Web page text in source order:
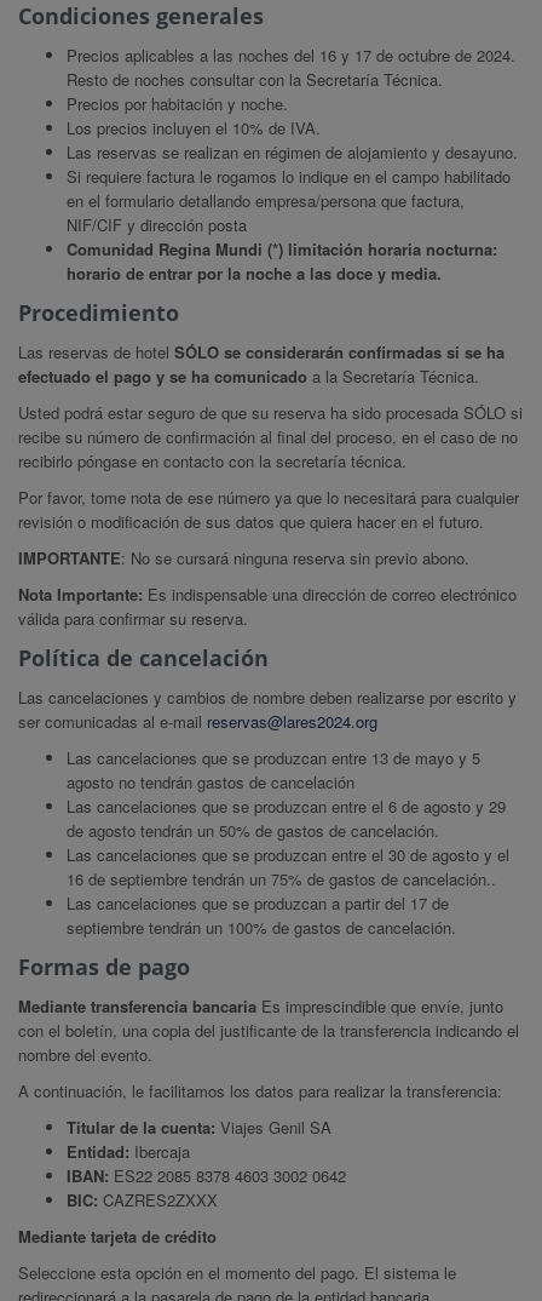
Condiciones generales
Precios aplicables a las noches del 16 y 17 de octubre de 2024.
Resto de noches consultar con la Secretaría Técnica.
Precios por habitación y noche.
Los precios incluyen el 10% de IVA.
Las reservas se realizan en régimen de alojamiento y desayuno.
Si requiere factura le rogamos lo indique en el campo habilitado
en el formulario detallando empresa/persona que factura,
NIF/CIF y dirección posta
Comunidad Regina Mundi (*) limitación horaria nocturna:
horario de entrar por la noche a las doce y media.
Procedimiento
Las reservas de hotel SÓLO se considerarán confirmadas si se ha
efectuado el pago y se ha comunicado a la Secretaría Técnica.
Usted podrá estar seguro de que su reserva ha sido procesada SÓLO si
recibe su número de confirmación al final del proceso, en el caso de no
recibirlo póngase en contacto con la secretaría técnica.
Por favor, tome nota de ese número ya que lo necesitará para cualquier
revisión o modificación de sus datos que quiera hacer en el futuro.
IMPORTANTE: No se cursará ninguna reserva sin previo abono.
Nota Importante: Es indispensable una dirección de correo electrónico
válida para confirmar su reserva.
Política de cancelación
Las cancelaciones y cambios de nombre deben realizarse por escrito y
ser comunicadas al e-mail reservas@lares2024.org
Las cancelaciones que se produzcan entre 13 de mayo y 5
agosto no tendrán gastos de cancelación
Las cancelaciones que se produzcan entre el 6 de agosto y 29
de agosto tendrán un 50% de gastos de cancelación.
Las cancelaciones que se produzcan entre el 30 de agosto y el
16 de septiembre tendrán un 75% de gastos de cancelación..
Las cancelaciones que se produzcan a partir del 17 de
septiembre tendrán un 100% de gastos de cancelación.
Formas de pago
Mediante transferencia bancaria Es imprescindible que envíe, junto
con el boletín, una copia del justificante de la transferencia indicando el
nombre del evento.
A continuación, le facilitamos los datos para realizar la transferencia:
Titular de la cuenta: Viajes Genil SA
Entidad: Ibercaja
IBAN: ES22 2085 8378 4603 3002 0642
BIC: CAZRES2ZXXX
Mediante tarjeta de crédito
Seleccione esta opción en el momento del pago. El sistema le